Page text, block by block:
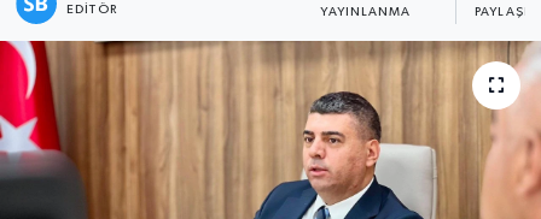
EDITÖR YAYINLANMA PAYLAŞIM